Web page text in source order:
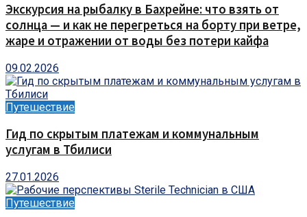
Экскурсия на рыбалку в Бахрейне: что взять от
солнца — и как не перегреться на борту при ветре,
жаре и отражении от воды без потери кайфа
09.02.2026
Путешествие
Гид по скрытым платежам и коммунальным
услугам в Тбилиси
27.01.2026
Путешествие